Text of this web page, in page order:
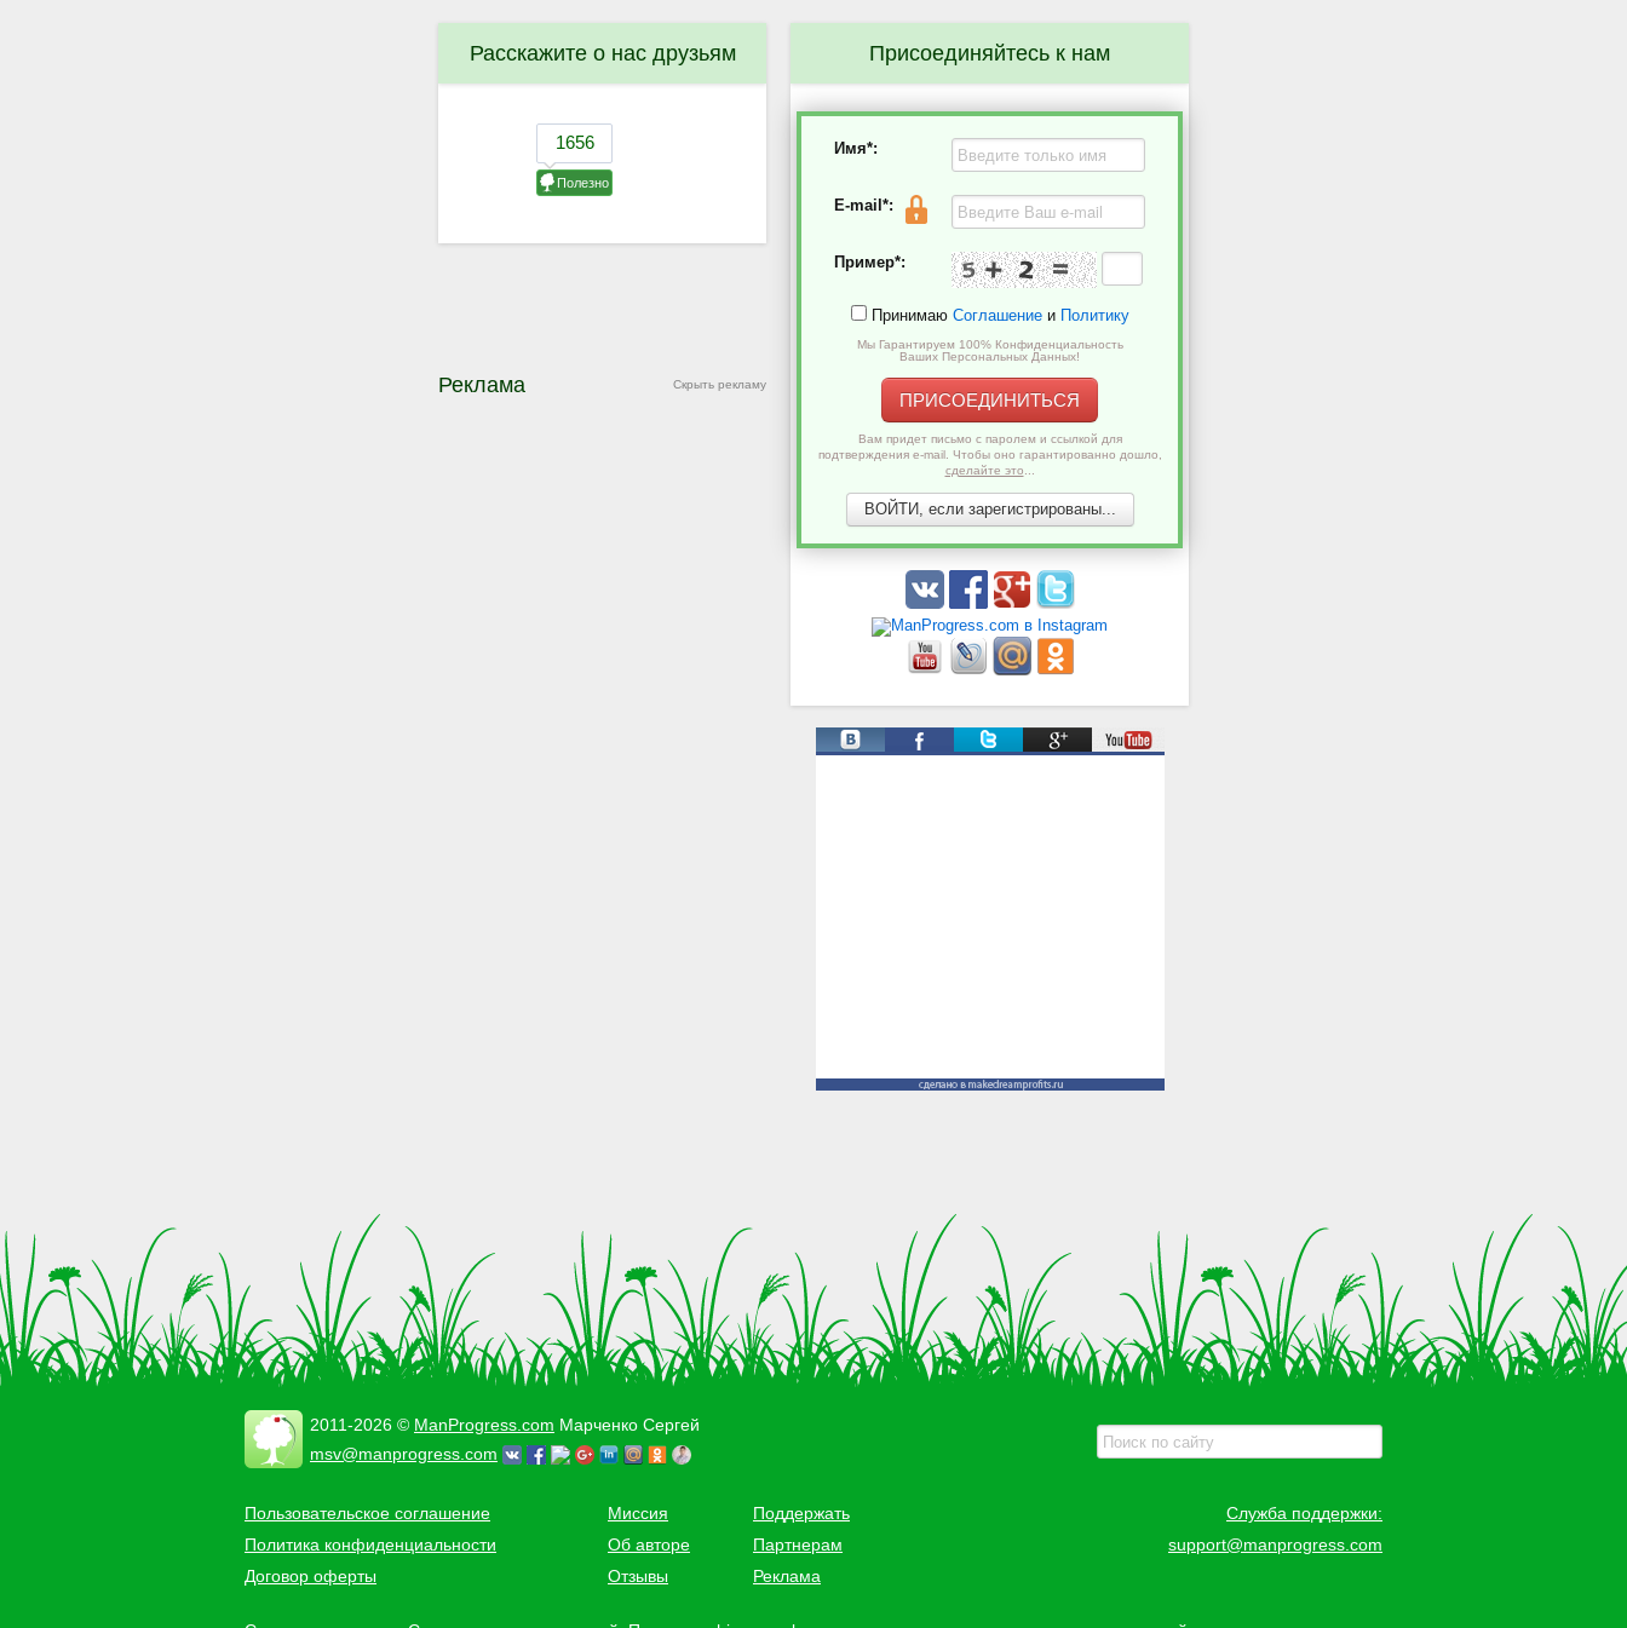
Расскажите о нас друзьям
Скрыть рекламу
Реклама
Присоединяйтесь к нам
Имя*:
E-mail*:
Пример*:
Принимаю Соглашениеи Политику
Мы Гарантируем 100% Конфиденциальность
Ваших Персональных Данных!
ПРИСОЕДИНИТЬСЯ
Вам придет письмо с паролем и ссылкой для
подтверждения e-mail. Чтобы оно гарантированно дошло,
сделайте это
ВОЙТИ, если зарегистрированы...
2011-2026 © ManProgress.com Марченко Сергей
msv@manprogress.com
Пользовательское соглашение
Политика конфиденциальности
Договор оферты
Миссия
Об авторе
Отзывы
Поддержать
Партнерам
Реклама
Служба поддержки:
support@manprogress.com